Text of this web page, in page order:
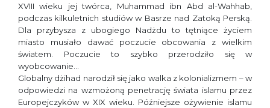
XVIII wieku jej twórca, Muhammad ibn Abd al-Wahhab,
podczas kilkuletnich studiów w Basrze nad Zatoką Perską.
Dla przybysza z ubogiego Nadżdu to tętniące życiem
miasto musiało dawać poczucie obcowania z wielkim
światem. Poczucie to szybko przerodziło się w
wyobcowanie…
Globalny dżihad narodził się jako walka z kolonializmem – w
odpowiedzi na wzmożoną penetrację świata islamu przez
Europejczyków w XIX wieku. Późniejsze ożywienie islamu